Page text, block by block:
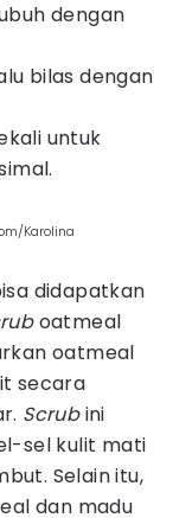
dengan
bilas dengan
untuk
Karolina
didapatkan
oatmeal
oatmeal
secara
Scrubini
sel kulit mati
Selain itu,
dan madu